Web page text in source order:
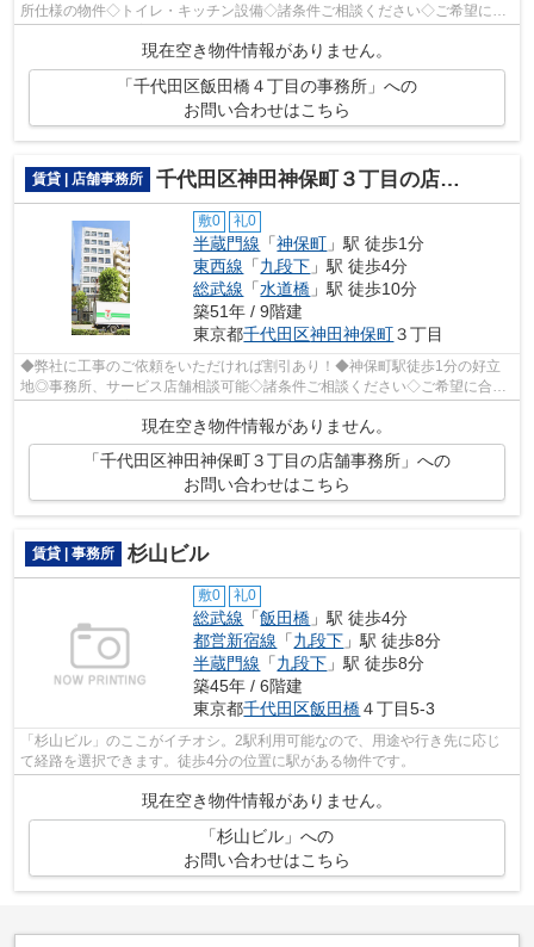
所仕様の物件◇トイレ・キッチン設備◇諸条件ご相談ください◇ご希望に合
現在空き物件情報がありません。
「千代田区飯田橋４丁目の事務所」への
お問い合わせはこちら
賃貸 | 店舗事務所 千代田区神田神保町３丁目の店舗事務所
敷0 礼0
半蔵門線 「神保町 」駅 徒歩1分
東西線 「九段下 」駅 徒歩4分
総武線 「水道橋 」駅 徒歩10分
築51年 / 9階建
東京都千代田区神田神保町３丁目
◆弊社に工事のご依頼をいただければ割引あり！◆神保町駅徒歩1分の好立
地◎事務所、サービス店舗相談可能◇諸条件ご相談ください◇ご希望に合わ
せて物件のご提案が可能です◇お気軽にお問い...
現在空き物件情報がありません。
「千代田区神田神保町３丁目の店舗事務所」への
お問い合わせはこちら
賃貸 | 事務所 杉山ビル
敷0 礼0
総武線 「飯田橋 」駅 徒歩4分
都営新宿線 「九段下 」駅 徒歩8分
半蔵門線 「九段下 」駅 徒歩8分
築45年 / 6階建
東京都千代田区飯田橋４丁目5-3
「杉山ビル」のここがイチオシ。2駅利用可能なので、用途や行き先に応じ
て経路を選択できます。徒歩4分の位置に駅がある物件です。
現在空き物件情報がありません。
「杉山ビル」への
お問い合わせはこちら